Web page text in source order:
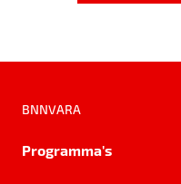
BNNVARA
Programma's